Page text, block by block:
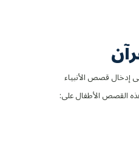
إدخال قصص الأنبياء
القصص الأطفال على: